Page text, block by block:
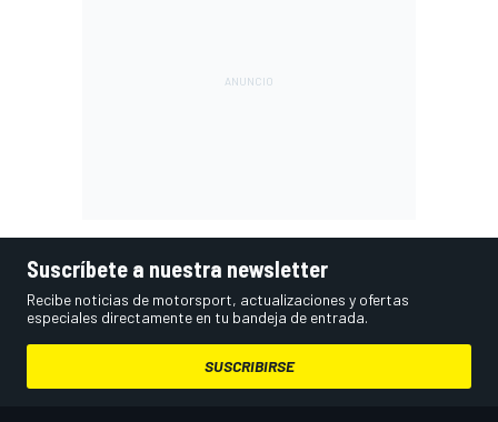
Suscríbete a nuestra newsletter
Recibe noticias de motorsport, actualizaciones y ofertas
especiales directamente en tu bandeja de entrada.
SUSCRIBIRSE